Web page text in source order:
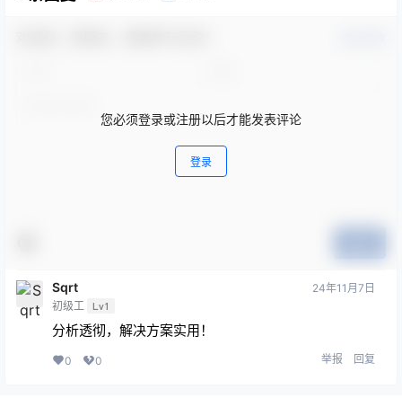
您必须登录或注册以后才能发表评论
登录
Sqrt
初级工 Lv1
24年11月7日
分析透彻，解决方案实用！
0 0 举报 回复